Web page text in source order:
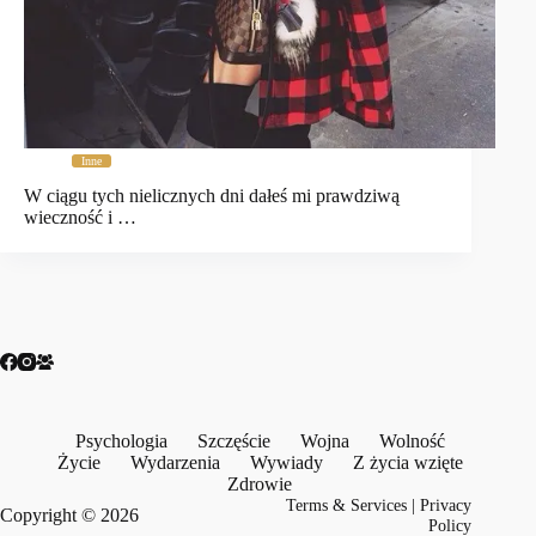
Inne
W ciągu tych nielicznych dni dałeś mi prawdziwą
wieczność i …
Psychologia Szczęście Wojna
Wolność
Życie
Wydarzenia Wywiady
Z życia wzięte
Zdrowie
Copyright © 2026
Terms & Services |Privacy
Policy